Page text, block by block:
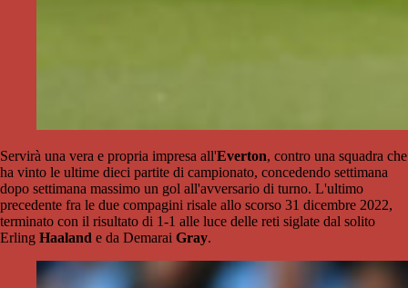
Servirà una vera e propria impresa all'Everton, contro una squadra che
ha vinto le ultime dieci partite di campionato, concedendo settimana
dopo settimana massimo un gol all'avversario di turno. L'ultimo
precedente fra le due compagini risale allo scorso 31 dicembre 2022,
terminato con il risultato di 1-1 alle luce delle reti siglate dal solito
Erling Haaland e da Demarai Gray.